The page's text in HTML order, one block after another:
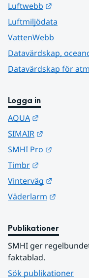
Luftwebb
Luftmiljödata
VattenWebb
Datavärdskap,
Datavärdskap för
Logga in
AQUA
SIMAIR
SMHI Pro
Timbr
Vinterväg
Väderlarm
Publikationer
SMHI ger
faktablad.
Sök publikationer